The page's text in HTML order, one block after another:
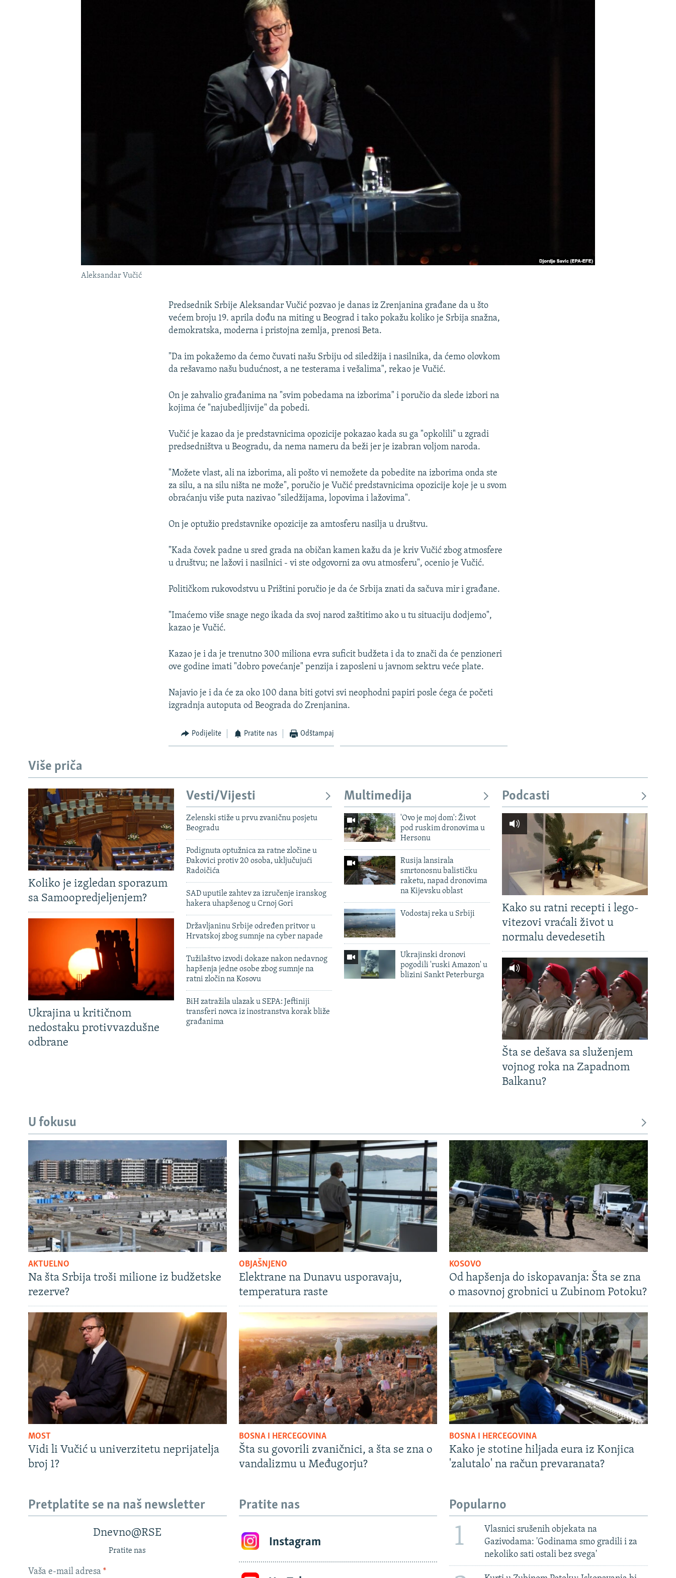
Aleksandar Vučić
Predsednik Srbije Aleksandar Vučić pozvao je danas iz Zrenjanina građane da u što
većem broju 19. aprila dođu na miting u Beograd i tako pokažu koliko je Srbija snažna,
demokratska, moderna i pristojna zemlja, prenosi Beta.
"Da im pokažemo da ćemo čuvati našu Srbiju od siledžija i nasilnika, da ćemo olovkom
da rešavamo našu budućnost, a ne testerama i vešalima", rekao je Vučić.
On je zahvalio građanima na "svim pobedama na izborima" i poručio da slede izbori na
kojima će "najubedljivije" da pobedi.
Vučić je kazao da je predstavnicima opozicije pokazao kada su ga "opkolili" u zgradi
predsedništva u Beogradu, da nema nameru da beži jer je izabran voljom naroda.
"Možete vlast, ali na izborima, ali pošto vi nemožete da pobedite na izborima onda ste
za silu, a na silu ništa ne može", poručio je Vučić predstavnicima opozicije koje je u svom
obraćanju više puta nazivao "siledžijama, lopovima i lažovima".
On je optužio predstavnike opozicije za amtosferu nasilja u društvu.
"Kada čovek padne u sred grada na običan kamen kažu da je kriv Vučić zbog atmosfere
u društvu; ne lažovi i nasilnici - vi ste odgovorni za ovu atmosferu", ocenio je Vučić.
Političkom rukovodstvu u Prištini poručio je da će Srbija znati da sačuva mir i građane.
"Imaćemo više snage nego ikada da svoj narod zaštitimo ako u tu situaciju dodjemo",
kazao je Vučić.
Kazao je i da je trenutno 300 miliona evra suficit budžeta i da to znači da će penzioneri
ove godine imati "dobro povećanje" penzija i zaposleni u javnom sektru veće plate.
Najavio je i da će za oko 100 dana biti gotvi svi neophodni papiri posle ćega će početi
izgradnja autoputa od Beograda do Zrenjanina.
Podijelite Pratite nas Odštampaj
Više priča
Koliko je izgledan sporazum
sa Samoopredjeljenjem?
Ukrajina u kritičnom
nedostaku protivvazdušne
odbrane
Vesti/Vijesti
Zelenski stiže u prvu zvaničnu posjetu
Beogradu
Podignuta optužnica za ratne zločine u
Đakovici protiv 20 osoba, uključujući
Radoičića
SAD uputile zahtev za izručenje iranskog
hakera uhapšenog u Crnoj Gori
Državljaninu Srbije određen pritvor u
Hrvatskoj zbog sumnje na cyber napade
Tužilaštvo izvodi dokaze nakon nedavnog
hapšenja jedne osobe zbog sumnje na
ratni zločin na Kosovu
BiH zatražila ulazak u SEPA: Jeftiniji
transferi novca iz inostranstva korak bliže
građanima
Multimedija
'Ovo je moj dom': Život
pod ruskim dronovima u
Hersonu
Rusija lansirala
smrtonosnu balističku
raketu, napad dronovima
na Kijevsku oblast
Vodostaj reka u Srbiji
Ukrajinski dronovi
pogodili 'ruski Amazon' u
blizini Sankt Peterburga
Podcasti
Kako su ratni recepti i lego-
vitezovi vraćali život u
normalu devedesetih
Šta se dešava sa služenjem
vojnog roka na Zapadnom
Balkanu?
U fokusu
AKTUELNO
Na šta Srbija troši milione iz budžetske
rezerve?
OBJAŠNJENO
Elektrane na Dunavu usporavaju,
temperatura raste
KOSOVO
Od hapšenja do iskopavanja: Šta se zna
o masovnoj grobnici u Zubinom Potoku?
MOST
Vidi li Vučić u univerzitetu neprijatelja
broj 1?
BOSNA I HERCEGOVINA
Šta su govorili zvaničnici, a šta se zna o
vandalizmu u Međugorju?
BOSNA I HERCEGOVINA
Kako je stotine hiljada eura iz Konjica
'zalutalo' na račun prevaranata?
Pretplatite se na naš newsletter
Dnevno@RSE
Pratite nas
Vaša e-mail adresa *
Pratite nas
Instagram
Popularno
1
Vlasnici srušenih objekata na
Gazivodama: 'Godinama smo gradili i za
nekoliko sati ostali bez svega'